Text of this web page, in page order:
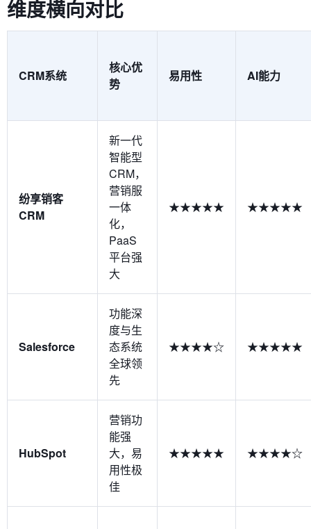
维度横向对比
CRM系统
核心优
势
易用性 AI能力
纷享销客
CRM
新一代
智能型
CRM，
营销服
一体
化，
PaaS
平台强
大
★★★★★ ★★★★★
Salesforce
功能深
度与生
态系统
全球领
先
★★★★☆ ★★★★★
HubSpot
营销功
能强
大，易
用性极
佳
★★★★★ ★★★★☆